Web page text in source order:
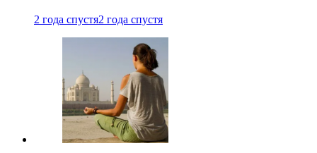
2 года спустя2 года спустя